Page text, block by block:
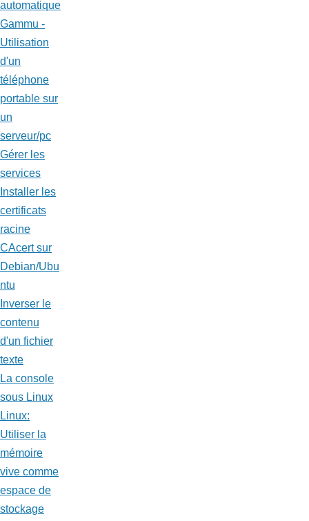
automatique
Gammu -
Utilisation
d'un
téléphone
portable sur
un
serveur/pc
Gérer les
services
Installer les
certificats
racine
CAcert sur
Debian/Ubu
ntu
Inverser le
contenu
d'un fichier
texte
La console
sous Linux
Linux:
Utiliser la
mémoire
vive comme
espace de
stockage